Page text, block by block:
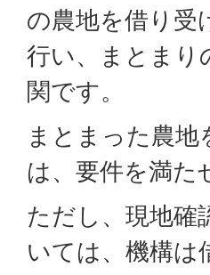
の農地を借り受
行い、まとまり
関です。
まとまった農
は、要件を満た
ただし、現地確
いては、機構